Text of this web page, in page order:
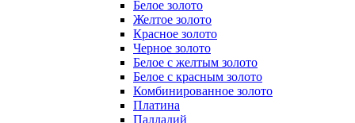
Белое золото
Желтое золото
Красное золото
Черное золото
Белое с желтым золото
Белое с красным золото
Комбинированное золото
Платина
Палладий